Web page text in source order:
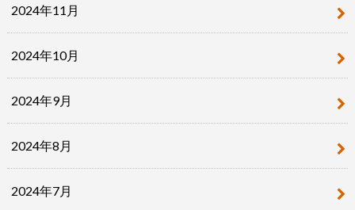
2024年11月
2024年10月
2024年9月
2024年8月
2024年7月